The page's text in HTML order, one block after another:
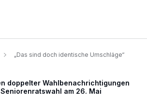
„Das sind doch identische Umschläge“
doppelter Wahlbenachrichtigungen
am 26. Mai